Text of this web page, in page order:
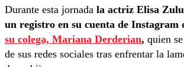
Durante esta jornada la actriz Elisa
un registro en su cuenta de Instagram
su colega, Mariana Derderian, quien
de sus redes sociales tras enfrentar la